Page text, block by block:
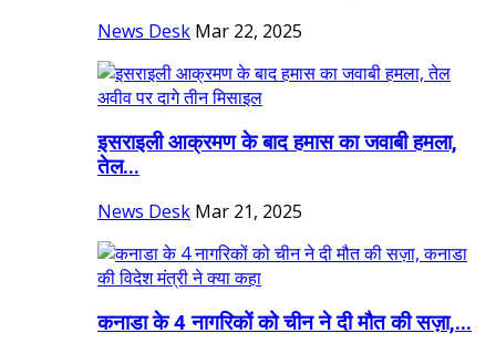
News Desk Mar 22, 2025
इसराइली आक्रमण के बाद हमास का जवाबी हमला,
तेल...
News Desk Mar 21, 2025
कनाडा के 4 नागरिकों को चीन ने दी मौत की सज़ा,...